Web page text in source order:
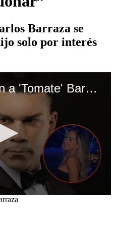
Barraza se
solo por interés
TROME - Exponen a 'Tomate' Barraza